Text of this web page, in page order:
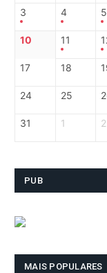
3 4 5
10 11
17 18
24 25
31 1 2
PUB
MAIS POPULARES